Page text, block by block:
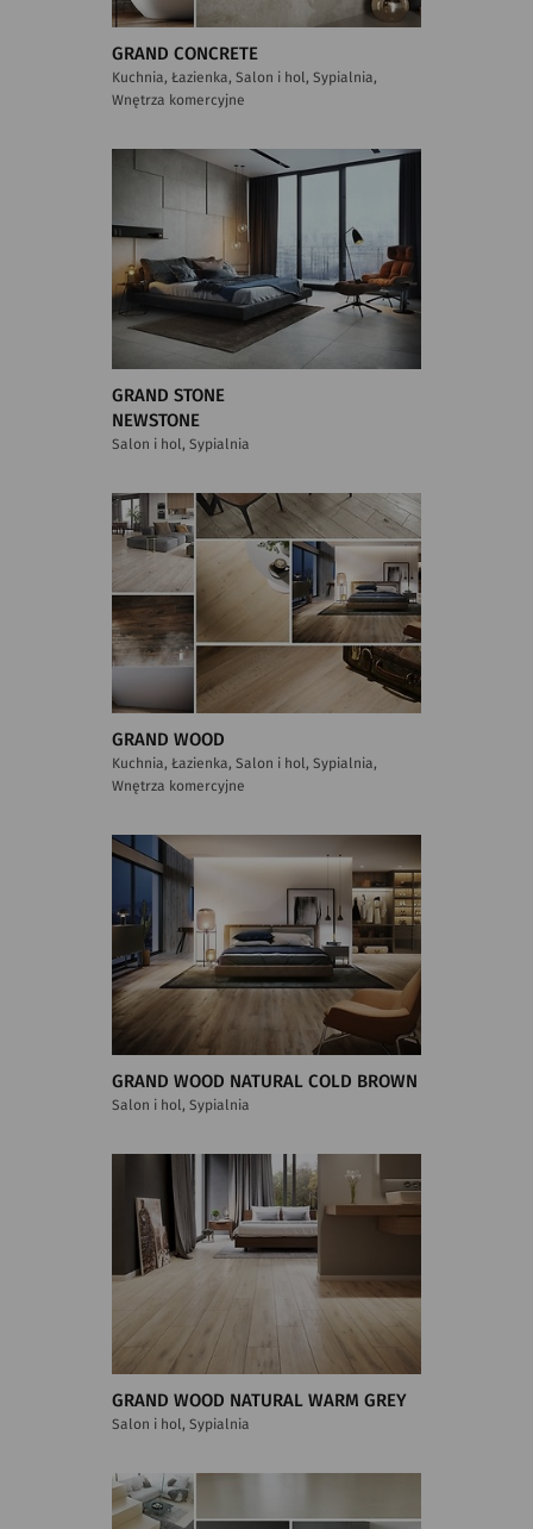
GRAND CONCRETE
Kuchnia, Łazienka, Salon i hol, Sypialnia,
Wnętrza komercyjne
GRAND STONE
NEWSTONE
Salon i hol, Sypialnia
GRAND WOOD
Kuchnia, Łazienka, Salon i hol, Sypialnia,
Wnętrza komercyjne
GRAND WOOD NATURAL COLD BROWN
Salon i hol, Sypialnia
GRAND WOOD NATURAL WARM GREY
Salon i hol, Sypialnia